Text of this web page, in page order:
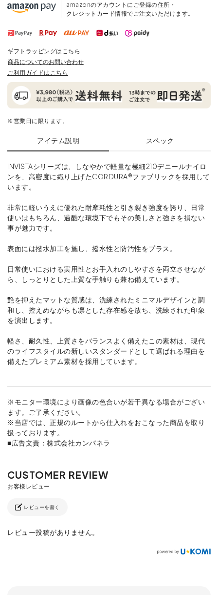
amazonのアカウントにご登録の住所・
クレジットカード情報でご注文いただけます。
ギフトラッピングはこちら
商品についてのお問い合わせ
ご利用ガイドはこちら
※営業日に限ります。
アイテム説明 スペック
INVISTAシリーズは、しなやかで軽量な極細210デニールナイロ
ンを、高密度に織り上げたCORDURA®ファブリックを採用して
います。
非常に軽いうえに優れた耐摩耗性と引き裂き強度を誇り、日常
使いはもちろん、過酷な環境下でもその美しさと強さを損ない
事が魅力です。
表面には撥水加工を施し、撥水性と防汚性をプラス。
日常使いにおける実用性とお手入れのしやすさを両立させなが
ら、しっとりとした上質な手触りも兼ね備えています。
艶を抑えたマットな質感は、洗練されたミニマルデザインと調
和し、控えめながらも凛とした存在感を放ち、洗練された印象
を演出します。
軽さ、耐久性、上質さをバランスよく備えたこの素材は、現代
のライフスタイルの新しいスタンダードとして選ばれる理由を
備えたプレミアム素材を採用しています。
※モニター環境により画像の色合いが若干異なる場合がござい
ます。ご了承ください。
※当店では、正規のルートから仕入れをおこなった商品を取り
扱っております。
■広告文責：株式会社カンパネラ
レビューを書く
レビュー投稿がありません。